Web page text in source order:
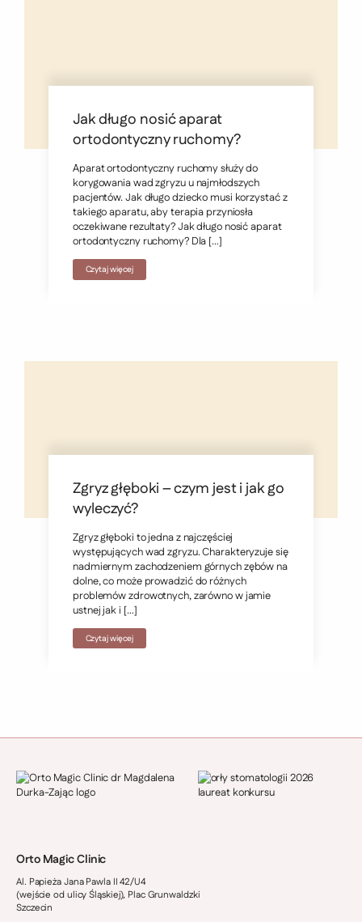
Jak długo nosić aparat
ortodontyczny ruchomy?
Aparat ortodontyczny ruchomy służy do
korygowania wad zgryzu u najmłodszych
pacjentów. Jak długo dziecko musi korzystać z
takiego aparatu, aby terapia przyniosła
oczekiwane rezultaty? Jak długo nosić aparat
ortodontyczny ruchomy? Dla […]
Czytaj więcej
Zgryz głęboki – czym jest i jak go
wyleczyć?
Zgryz głęboki to jedna z najczęściej
występujących wad zgryzu. Charakteryzuje się
nadmiernym zachodzeniem górnych zębów na
dolne, co może prowadzić do różnych
problemów zdrowotnych, zarówno w jamie
ustnej jak i […]
Czytaj więcej
Orto Magic Clinic
Al. Papieża Jana Pawla II 42/U4
(wejście od ulicy Śląskiej), Plac Grunwaldzki
Szczecin